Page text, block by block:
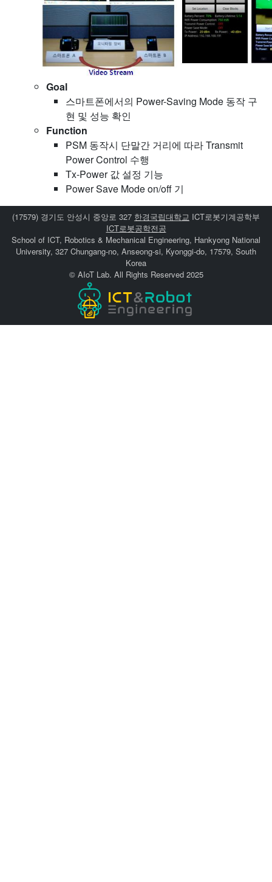
Goal
스마트폰에서의 Power-Saving Mode 동작 구
현 및 성능 확인
Function
PSM 동작시 단말간 거리에 따라 Transmit
Power Control 수행
Tx-Power 값 설정 기능
Power Save Mode on/off 기
(17579) 경기도 안성시 중앙로 327 한경국립대학교 ICT로봇기계공학부
ICT로봇공학전공
School of ICT, Robotics & Mechanical Engineering, Hankyong National
University, 327 Chungang-no, Anseong-si, Kyonggi-do, 17579, South
Korea
© AIoT Lab. All Rights Reserved 2025